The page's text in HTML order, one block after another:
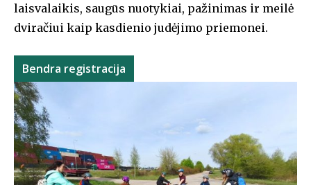
laisvalaikis, saugūs nuotykiai, pažinimas ir meilė
dviračiui kaip kasdienio judėjimo priemonei.
Bendra registracija